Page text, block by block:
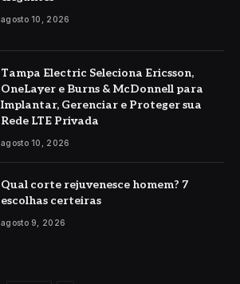
agosto 10, 2026
Tampa Electric Seleciona Ericsson,
OneLayer e Burns & McDonnell para
Implantar, Gerenciar e Proteger sua
Rede LTE Privada
agosto 10, 2026
Qual corte rejuvenesce homem? 7
escolhas certeiras
agosto 9, 2026